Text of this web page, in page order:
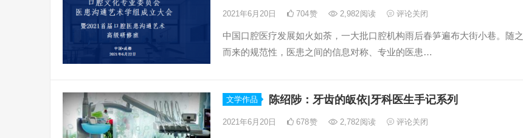
2021年6月20日 704赞 2,982阅读 评论关闭
中国口腔医疗发展如火如荼，一大批口腔机构雨后春笋遍布大街小巷。随之
而来的规范性，医患之间的信息对称、专业的医患…
文学作品 陈绍陟：牙齿的皈依|牙科医生手记系列
2021年6月20日 678赞 2,782阅读 评论关闭